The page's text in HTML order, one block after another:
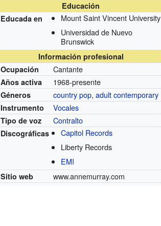
Educación
Educada en
Mount Saint Vincent University
Universidad de Nuevo
Brunswick
Información profesional
Ocupación
Cantante
Años activa 1968-presente
Géneros country pop,adult contemporary
Instrumento Vocales
Tipo de voz Contralto
Discográficas
Capitol Records
Liberty Records
EMI
Sitio web www.annemurray.com